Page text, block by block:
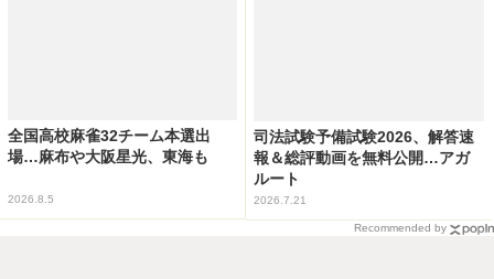
全国高校麻雀32チーム本選出
場…麻布や大阪星光、東海も
2026.8.5
司法試験予備試験2026、解答速
報＆総評動画を無料公開…アガ
ルート
2026.7.21
Recommended by